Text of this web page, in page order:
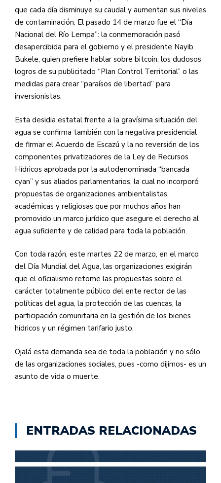
que cada día disminuye su caudal y aumentan sus niveles
de contaminación. El pasado 14 de marzo fue el “Día
Nacional del Río Lempa”: la conmemoración pasó
desapercibida para el gobierno y el presidente Nayib
Bukele, quien prefiere hablar sobre bitcoin, los dudosos
logros de su publicitado “Plan Control Territorial” o las
medidas para crear “paraísos de libertad” para
inversionistas.
Esta desidia estatal frente a la gravísima situación del
agua se confirma también con la negativa presidencial
de firmar el Acuerdo de Escazú y la no reversión de los
componentes privatizadores de la Ley de Recursos
Hídricos aprobada por la autodenominada “bancada
cyan” y sus aliados parlamentarios, la cual no incorporó
propuestas de organizaciones ambientalistas,
académicas y religiosas que por muchos años han
promovido un marco jurídico que asegure el derecho al
agua suficiente y de calidad para toda la población.
Con toda razón, este martes 22 de marzo, en el marco
del Día Mundial del Agua, las organizaciones exigirán
que el oficialismo retome las propuestas sobre el
carácter totalmente público del ente rector de las
políticas del agua, la protección de las cuencas, la
participación comunitaria en la gestión de los bienes
hídricos y un régimen tarifario justo.
Ojalá esta demanda sea de toda la población y no sólo
de las organizaciones sociales, pues -como dijimos- es un
asunto de vida o muerte.
ENTRADAS RELACIONADAS